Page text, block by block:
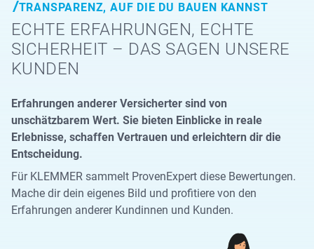
TRANSPARENZ, AUF DIE DU BAUEN KANNST
ECHTE ERFAHRUNGEN, ECHTE
SICHERHEIT – DAS SAGEN UNSERE
KUNDEN
Erfahrungen anderer Versicherter sind von
unschätzbarem Wert. Sie bieten Einblicke in reale
Erlebnisse, schaffen Vertrauen und erleichtern dir die
Entscheidung.
Für KLEMMER sammelt ProvenExpert diese Bewertungen.
Mache dir dein eigenes Bild und profitiere von den
Erfahrungen anderer Kundinnen und Kunden.